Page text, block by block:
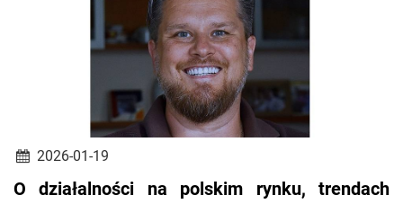
2026-01-19
O działalności na polskim rynku, trendach